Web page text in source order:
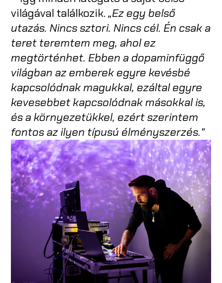
világával találkozik.„Ez egy belső
utazás. Nincs sztori. Nincs cél. Én csak a
teret teremtem meg, ahol ez
megtörténhet. Ebben a dopaminfüggő
világban az emberek egyre kevésbé
kapcsolódnak magukkal, ezáltal egyre
kevesebbet kapcsolódnak másokkal is,
és a környezetükkel, ezért szerintem
fontos az ilyen típusú élményszerzés.”